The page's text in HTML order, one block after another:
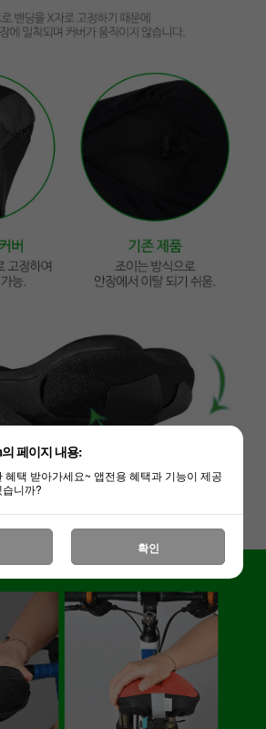
페이지 내용:
혜택 받아가세요~ 앱전용 혜택과 기능이 제공
니까?
확인